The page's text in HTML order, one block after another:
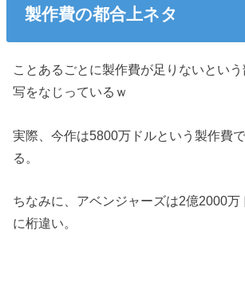
製作費の都合上ネタ
ことあるごとに製作費が足りないとい
写をなじっているｗ
実際、今作は5800万ドルという製作費
る。
ちなみに、アベンジャーズは2億2000万
に桁違い。